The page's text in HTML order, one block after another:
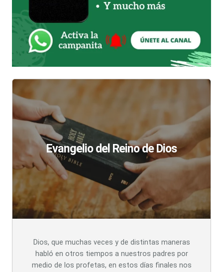
Evangelio del Reino de Dios
Dios, que muchas veces y de distintas maneras
habló en otros tiempos a nuestros padres por
medio de los profetas, en estos días finales nos